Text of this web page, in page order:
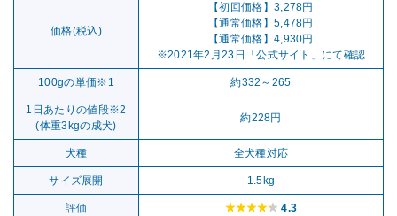
価格(税込)
【初回価格】3,278円
【通常価格】5,478円
【通常価格】4,930円
※2021年2月23日「公式サイト」にて確認
100gの単価※1 約332～265
1日あたりの値段※2
(体重3kgの成犬)
約228円
犬種 全犬種対応
サイズ展開 1.5kg
評価 4.3